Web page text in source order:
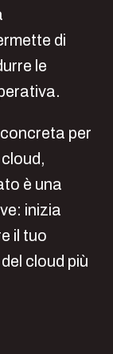
di
le
per
è una
inizia
il tuo
cloud più